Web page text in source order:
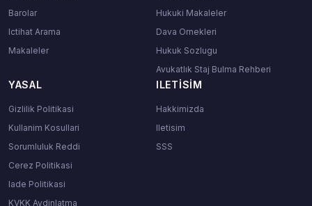
Barolar
Ictihat Arama
Makaleler
Hukuki Makaleler
Dava Ornekleri
Hukuk Sozlugu
Avukatlık Staj Bulma Rehberi
YASAL
Gizlilik Politikasi
Kullanim Kosullari
Sorumluluk Reddi
Cerez Politikasi
Iade Politikasi
KVKK Aydinlatma
ILETISIM
Hakkimizda
Iletisim
SSS